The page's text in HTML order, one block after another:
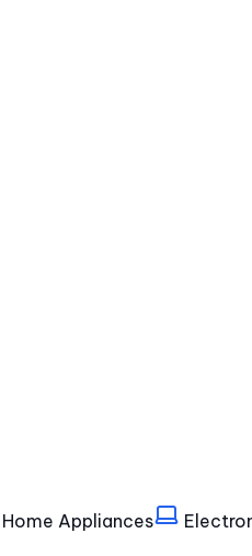
Home Appliances